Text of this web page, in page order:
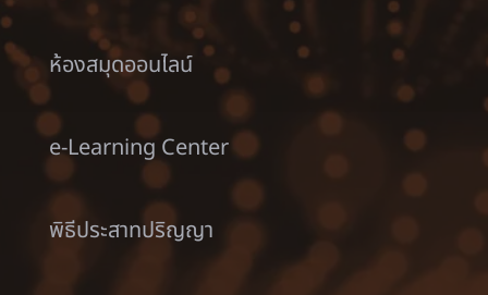
ห้องสมุดออนไลน์
e-Learning Center
พิธีประสาทปริญญา